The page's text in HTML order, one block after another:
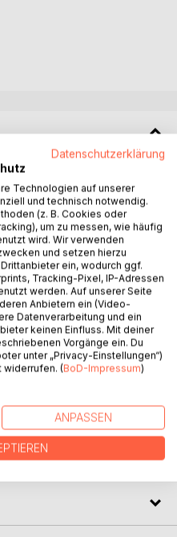
Schöpferischen Krieg
der Unsicherheit.
sind fast vollständig
Krieg ist aufgezogen. In
und Angst.
Lucius
zu einer Weltmacht
träumt von der
inmitten der
fällt Lucius einer
Kampf zwischen den
Hölle entflammt.
2015.
Datenschutzerklärung
Technologien auf unserer
und technisch notwendig.
(z. B. Cookies oder
um zu messen, wie häufig
wird. Wir verwenden
und setzen hierzu
ein, wodurch ggf.
Tracking-Pixel, IP-Adressen
werden. Auf unserer Seite
Anbietern ein (Video-
Datenverarbeitung und ein
keinen Einfluss. Mit deiner
Vorgänge ein. Du
unter „Privacy-Einstellungen“)
widerrufen. (BoD-Impressum)
ANPASSEN